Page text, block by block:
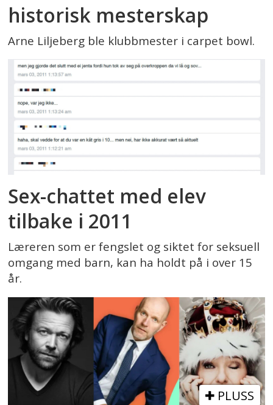
historisk mesterskap
Arne Liljeberg ble klubbmester i carpet bowl.
Sex-chattet med elev
tilbake i 2011
Læreren som er fengslet og siktet for seksuell
omgang med barn, kan ha holdt på i over 15
år.
PLUSS